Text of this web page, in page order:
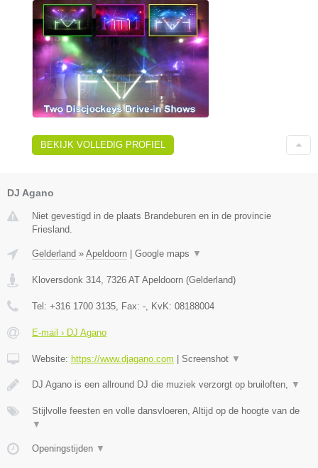
BEKIJK VOLLEDIG PROFIEL
DJ Agano
Niet gevestigd in de plaats Brandeburen en in de provincie
Friesland.
Gelderland » Apeldoorn | Google maps ▼
Kloversdonk 314 7326 AT Apeldoorn (Gelderland)
Tel: +316 1700 3135 , Fax: - , KvK: 08188004
E-mail › DJ Agano
Website: https://www.djagano.com | Screenshot ▼
DJ Agano is een allround DJ die muziek verzorgt op bruiloften, ▼
Stijlvolle feesten en volle dansvloeren, Altijd op de hoogte van de
▼
Openingstijden ▼